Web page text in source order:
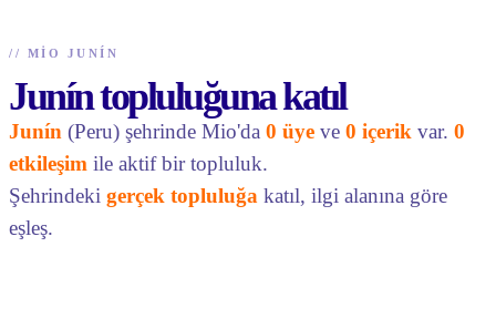
// MIO JUNÍN
Junín topluluğuna katıl
Junín (Peru) şehrinde Mio'da 0 üye ve 0 içerik var. 0
etkileşim ile aktif bir topluluk.
Şehrindeki gerçek topluluğa katıl, ilgi alanına göre
eşleş.